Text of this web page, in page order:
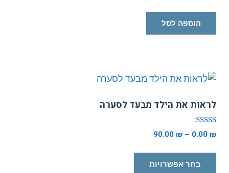
הוספה לסל
את הילד מבעד לסערה
0.00
–
90.00 ₪
בחר אפשרויות
למוצר
זה